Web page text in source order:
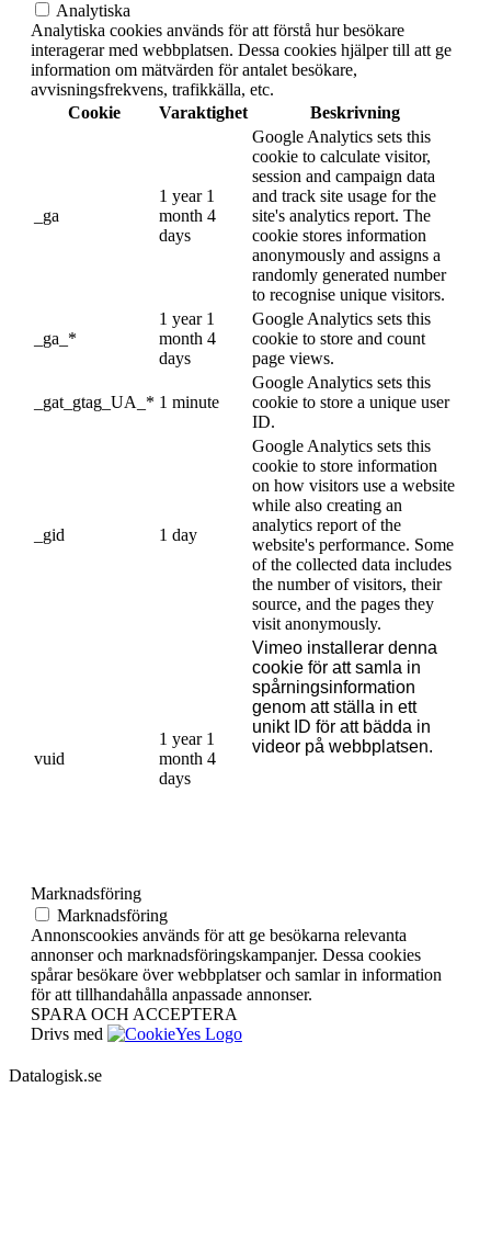
Analytiska
Analytiska cookies används för att förstå hur besökare
interagerar med webbplatsen. Dessa cookies hjälper till att ge
information om mätvärden för antalet besökare,
avvisningsfrekvens, trafikkälla, etc.
Cookie
Varaktighet Beskrivning
_ga
1 year 1
month 4
days
Google Analytics sets this
cookie to calculate visitor,
session and campaign data
and track site usage for the
site's analytics report. The
cookie stores information
anonymously and assigns a
randomly generated number
to recognise unique visitors.
_ga_*
1 year 1
month 4
days
Google Analytics sets this
cookie to store and count
page views.
_gat_gtag_UA_* 1 minute
Google Analytics sets this
cookie to store a unique user
ID.
_gid 1 day
Google Analytics sets this
cookie to store information
on how visitors use a website
while also creating an
analytics report of the
website's performance. Some
of the collected data includes
the number of visitors, their
source, and the pages they
visit anonymously.
vuid
1 year 1
month 4
days
Vimeo installerar denna
cookie för att samla in
spårningsinformation
genom att ställa in ett
unikt ID för att bädda in
videor på webbplatsen.
Marknadsföring
Marknadsföring
Annonscookies används för att ge besökarna relevanta
annonser och marknadsföringskampanjer. Dessa cookies
spårar besökare över webbplatser och samlar in information
för att tillhandahålla anpassade annonser.
SPARA OCH ACCEPTERA
Drivs med
Datalogisk.se